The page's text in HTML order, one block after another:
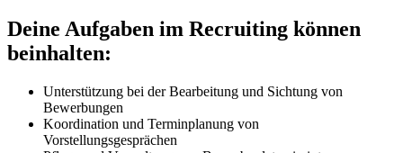
Deine Aufgaben im Recruiting können
beinhalten:
Unterstützung bei der Bearbeitung und Sichtung von
Bewerbungen
Koordination und Terminplanung von
Vorstellungsgesprächen